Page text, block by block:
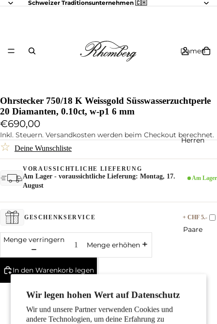
Wir legen hohen Wert auf Datenschutz
Wir und unsere Partner verwenden Cookies und
andere Technologien, um deine Erfahrung zu
Schweizer Traditionsunternehmen 🇨🇭
Damen
Herren
Paare
Ohrstecker 750/18 K Weissgold Süsswasserzuchtperle
20 Diamanten, 0.10ct, w-p1 6 mm
€690,00
Inkl. Steuern. Versandkosten werden beim Checkout berechnet.
☆ Deine Wunschliste
VORAUSSICHTLICHE LIEFERUNG
Am Lager - voraussichtliche Lieferung: Montag, 17.
August
Am Lager
GESCHENKSERVICE + CHF 5.-
Menge verringern
Menge erhöhen
In den Warenkorb legen
Mit 20 strahlenden Diamanten in w-pi1 Qualität
Kostenlose Lieferung